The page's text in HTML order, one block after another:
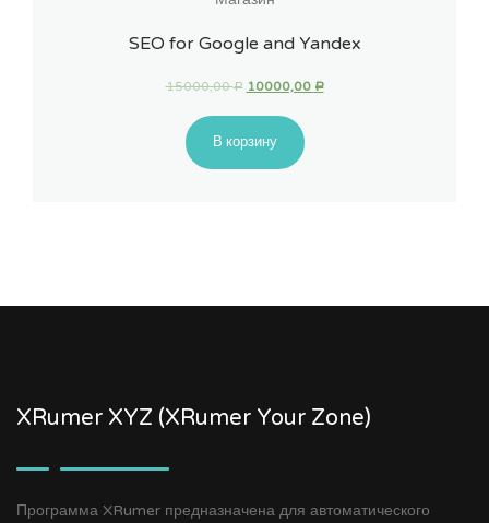
SEO for Google and Yandex
15000,00Р 10000,00 Р
В корзину
XRumer XYZ (XRumer Your Zone)
Программа XRumer предназначена для автоматического